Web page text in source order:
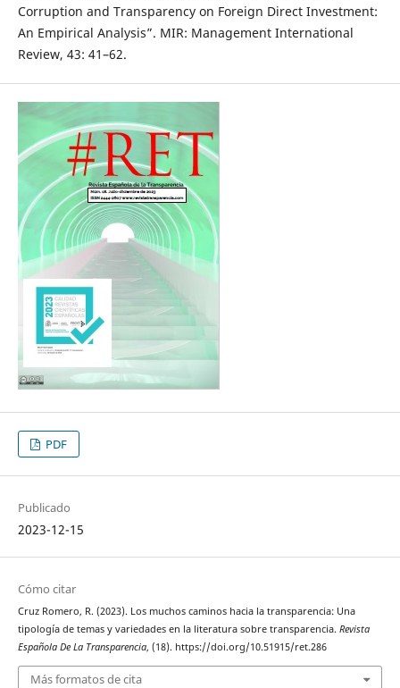
Corruption and Transparency on Foreign Direct Investment:
An Empirical Analysis”. MIR: Management International
Review, 43: 41–62.
PDF
Publicado
2023-12-15
Cómo citar
Cruz Romero, R. (2023). Los muchos caminos hacia la transparencia: Una
tipología de temas y variedades en la literatura sobre transparencia. Revista
Española De La Transparencia, (18). https://doi.org/10.51915/ret.286
Más formatos de cita